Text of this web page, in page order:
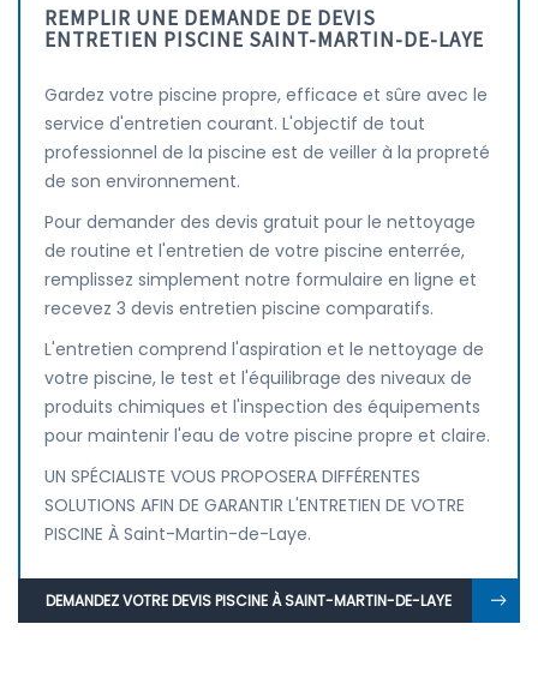
REMPLIR UNE DEMANDE DE DEVIS
ENTRETIEN PISCINE SAINT-MARTIN-DE-LAYE
Gardez votre piscine propre, efficace et sûre avec le
service d'entretien courant. L'objectif de tout
professionnel de la piscine est de veiller à la propreté
de son environnement.
Pour demander des devis gratuit pour le nettoyage
de routine et l'entretien de votre piscine enterrée,
remplissez simplement notre formulaire en ligne et
recevez 3 devis entretien piscine comparatifs.
L'entretien comprend l'aspiration et le nettoyage de
votre piscine, le test et l'équilibrage des niveaux de
produits chimiques et l'inspection des équipements
pour maintenir l'eau de votre piscine propre et claire.
UN SPÉCIALISTE VOUS PROPOSERA DIFFÉRENTES
SOLUTIONS AFIN DE GARANTIR L'ENTRETIEN DE VOTRE
PISCINE À Saint-Martin-de-Laye.
DEMANDEZ VOTRE DEVIS PISCINE À SAINT-MARTIN-DE-LAYE